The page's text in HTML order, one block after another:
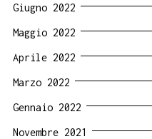
Giugno 2022
Maggio 2022
Aprile 2022
Marzo 2022
Gennaio 2022
Novembre 2021